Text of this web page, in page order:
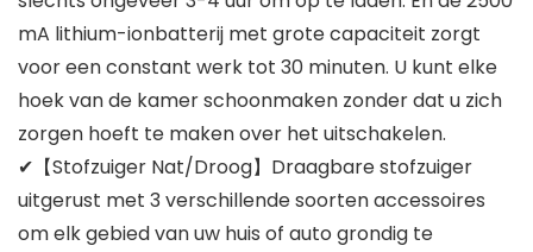
mA lithium-ionbatterij met grote capaciteit zorgt
voor een constant werk tot 30 minuten. U kunt elke
hoek van de kamer schoonmaken zonder dat u zich
zorgen hoeft te maken over het uitschakelen.
✔【Stofzuiger Nat/Droog】Draagbare stofzuiger
uitgerust met 3 verschillende soorten accessoires
om elk gebied van uw huis of auto grondig te